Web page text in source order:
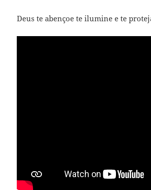
Deus te abençoe te ilumine e te